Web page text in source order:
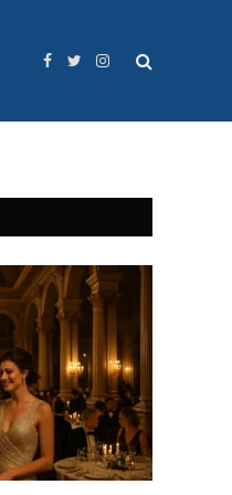
Facebook
TwitterInstagram